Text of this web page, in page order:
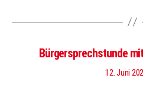
Bürgersprechstunde
12. Juni